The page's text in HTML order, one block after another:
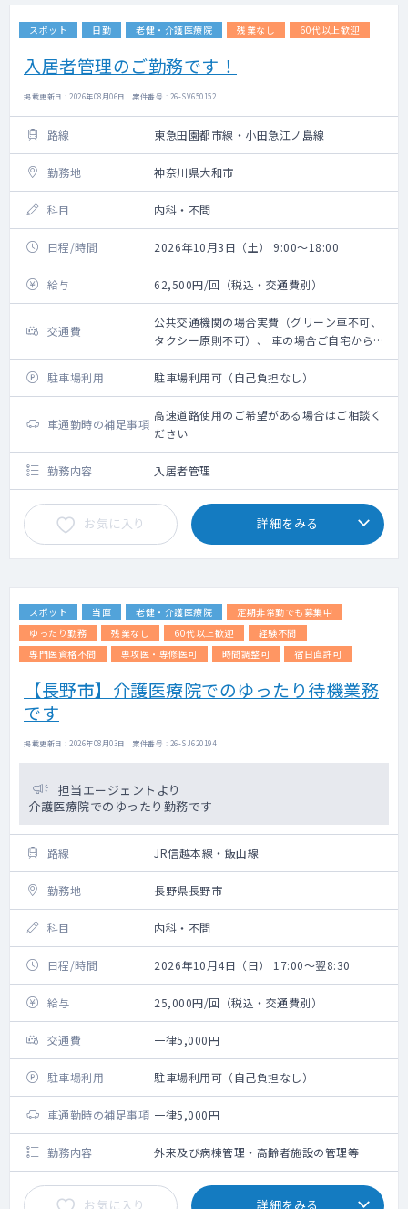
スポット 日勤 老健・介護医療院 残業なし 60代以上歓迎
入居者管理のご勤務です！
掲載更新日 : 2026年08月06日 案件番号 : 26-SV650152
路線 東急田園都市線・小田急江ノ島線
勤務地 神奈川県大和市
科目 内科・不問
日程/時間 2026年10月3日（土） 9:00～18:00
給与 62,500円/回（税込・交通費別）
交通費
公共交通機関の場合実費（グリーン車不可、
タクシー原則不可）、 車の場合ご自宅からの
距離に応じ 規定に則り支給
駐車場利用
駐車場利用可（自己負担なし）
車通勤時の補足事項
高速道路使用のご希望がある場合はご相談く
ださい
勤務内容 入居者管理
お気に入り 詳細をみる
スポット 当直 老健・介護医療院
定期非常勤でも募集中
ゆったり勤務
残業なし 60代以上歓迎
経験不問
専門医資格不問
専攻医・専修医可 時間調整可 宿日直許可
【長野市】介護医療院でのゆったり待機業務
です
掲載更新日 : 2026年08月03日 案件番号 : 26-SJ620194
担当エージェントより
介護医療院でのゆったり勤務です
路線 JR信越本線・飯山線
勤務地 長野県長野市
科目 内科・不問
日程/時間 2026年10月4日（日） 17:00～翌8:30
給与 25,000円/回（税込・交通費別）
交通費 一律5,000円
駐車場利用 駐車場利用可（自己負担なし）
車通勤時の補足事項 一律5,000円
勤務内容 外来及び病棟管理・高齢者施設の管理等
お気に入り 詳細をみる